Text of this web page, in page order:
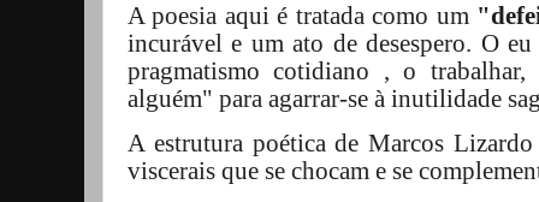
A poesia aqui é tratada como um
incurável e um ato de desespero. O
pragmatismo cotidiano , o
alguém" para agarrar-se à inutilidade
A estrutura poética de Marcos
viscerais que se chocam e se